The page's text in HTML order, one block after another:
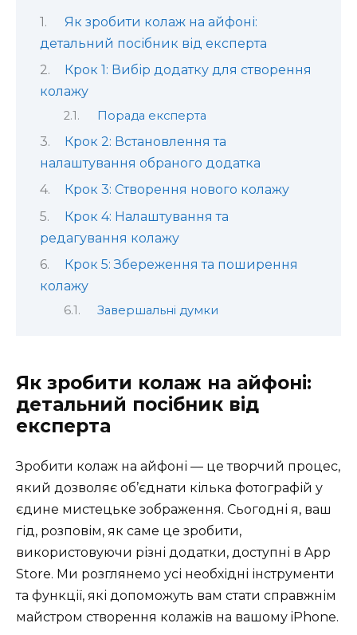
Як зробити колаж на айфоні:
детальний посібник від експерта
Крок 1: Вибір додатку для створення
колажу
Порада експерта
Крок 2: Встановлення та
налаштування обраного додатка
Крок 3: Створення нового колажу
Крок 4: Налаштування та
редагування колажу
Крок 5: Збереження та поширення
колажу
Завершальні думки
Як зробити колаж на айфоні:
детальний посібник від
експерта
Зробити колаж на айфоні — це творчий процес,
який дозволяє об’єднати кілька фотографій у
єдине мистецьке зображення. Сьогодні я, ваш
гід, розповім, як саме це зробити,
використовуючи різні додатки, доступні в App
Store. Ми розглянемо усі необхідні інструменти
та функції, які допоможуть вам стати справжнім
майстром створення колажів на вашому iPhone.